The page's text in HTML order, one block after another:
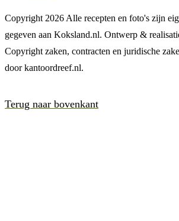
Copyright 2026 Alle recepten en foto's zijn
gegeven aan Koksland.nl. Ontwerp &
Copyright zaken, contracten en juridische
door kantoordreef.nl.
Terug naar bovenkant